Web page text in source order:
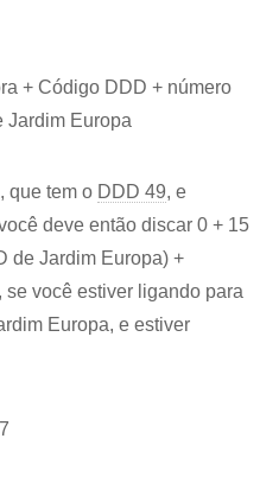
+ Código DDD + número
Jardim Europa
que tem o DDD 49, e
deve então discar 0 + 15
de Jardim Europa) +
você estiver ligando para
Europa, e estiver